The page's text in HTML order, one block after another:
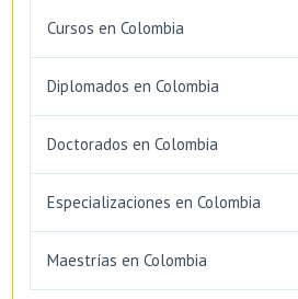
Cursos en Colombia
Diplomados en Colombia
Doctorados en Colombia
Especializaciones en Colombia
Maestrías en Colombia